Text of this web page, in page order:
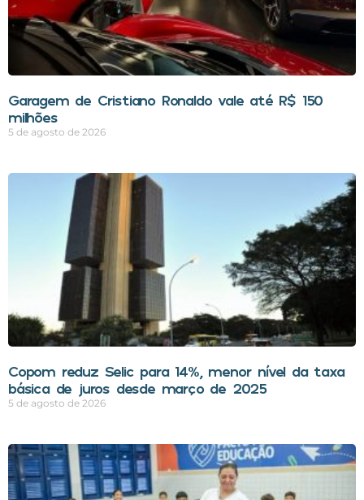
Garagem de Cristiano Ronaldo vale até R$ 150
milhões
5 de agosto de 2026
Copom reduz Selic para 14%, menor nível da taxa
básica de juros desde março de 2025
5 de agosto de 2026